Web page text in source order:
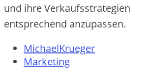
u‬nd i‬hre Verkaufsstrategien
e‬ntsprechend anzupassen.
MichaelKrueger
Marketing